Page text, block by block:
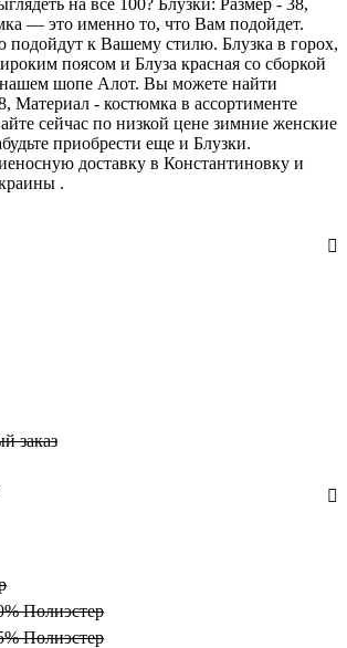
— это именно то, что Вам подойдет.
подойдут к Вашему стилю. Блузка в горох,
поясом и Блуза красная со сборкой
нашем шопе Алот. Вы можете найти
Материал - костюмка в ассортименте
сейчас по низкой цене зимние женские
приобрести еще и Блузки.
доставку в Константиновку и
.
заказ
Полиэстер
Полиэстер